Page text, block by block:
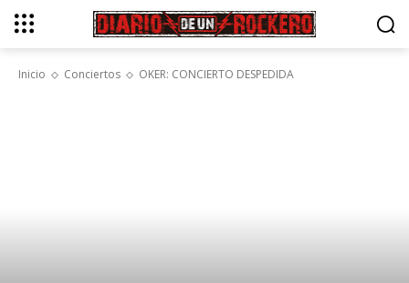
Inicio Conciertos OKER: CONCIERTO DESPEDIDA